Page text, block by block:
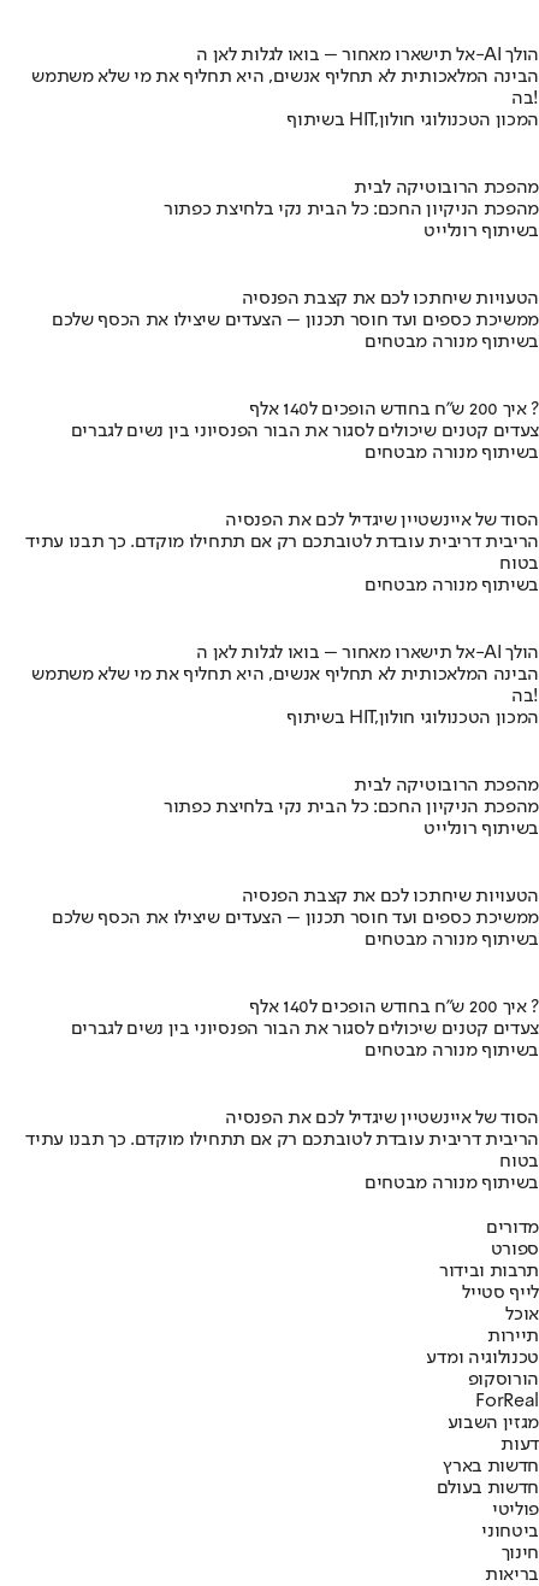
אל תישארו מאחור – בואו לגלות לאן ה-AI הולך
הבינה המלאכותית לא תחליף אנשים, היא תחליף את מי שלא משתמש
בה!
בשיתוף HIT,המכון הטכנולוגי חולון
מהפכת הרובוטיקה לבית
מהפכת הניקיון החכם: כל הבית נקי בלחיצת כפתור
בשיתוף רונלייט
הטעויות שיחתכו לכם את קצבת הפנסיה
ממשיכת כספים ועד חוסר תכנון – הצעדים שיצילו את הכסף שלכם
בשיתוף מנורה מבטחים
איך 200 ש"ח בחודש הופכים ל140 אלף ?
צעדים קטנים שיכולים לסגור את הבור הפנסיוני בין נשים לגברים
בשיתוף מנורה מבטחים
הסוד של איינשטיין שיגדיל לכם את הפנסיה
הריבית דריבית עובדת לטובתכם רק אם תתחילו מוקדם. כך תבנו עתיד
בטוח
בשיתוף מנורה מבטחים
אל תישארו מאחור – בואו לגלות לאן ה-AI הולך
הבינה המלאכותית לא תחליף אנשים, היא תחליף את מי שלא משתמש
בה!
בשיתוף HIT,המכון הטכנולוגי חולון
מהפכת הרובוטיקה לבית
מהפכת הניקיון החכם: כל הבית נקי בלחיצת כפתור
בשיתוף רונלייט
הטעויות שיחתכו לכם את קצבת הפנסיה
ממשיכת כספים ועד חוסר תכנון – הצעדים שיצילו את הכסף שלכם
בשיתוף מנורה מבטחים
איך 200 ש"ח בחודש הופכים ל140 אלף ?
צעדים קטנים שיכולים לסגור את הבור הפנסיוני בין נשים לגברים
בשיתוף מנורה מבטחים
הסוד של איינשטיין שיגדיל לכם את הפנסיה
הריבית דריבית עובדת לטובתכם רק אם תתחילו מוקדם. כך תבנו עתיד
בטוח
בשיתוף מנורה מבטחים
מדורים
ספורט
תרבות ובידור
לייף סטייל
אוכל
תיירות
טכנולוגיה ומדע
הורוסקופ
ForReal
מגזין השבוע
דעות
חדשות בארץ
חדשות בעולם
פוליטי
ביטחוני
חינוך
בריאות